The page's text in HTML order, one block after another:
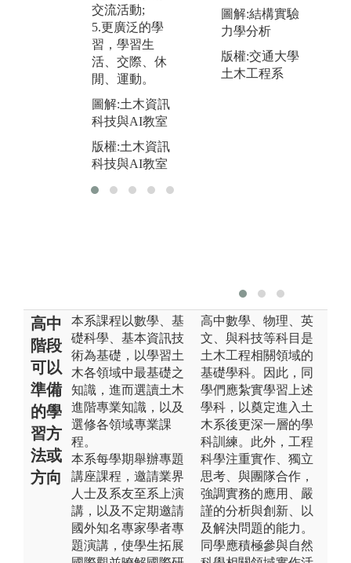
交流活動;
5.更廣泛的學
習，學習生
活、交際、休
閒、運動。
圖解:土木資訊
科技與AI教室
版權:土木資訊
科技與AI教室
圖解:結構實驗
力學分析
版權:交通大學
土木工程系
高中
階段
可以
準備
的學
習方
法或
方向
本系課程以數學、基
礎科學、基本資訊技
術為基礎，以學習土
木各領域中最基礎之
知識，進而選讀土木
進階專業知識，以及
選修各領域專業課
程。
本系每學期舉辦專題
講座課程，邀請業界
人士及系友至系上演
講，以及不定期邀請
國外知名專家學者專
題演講，使學生拓展
高中數學、物理、英
文、與科技等科目是
土木工程相關領域的
基礎學科。因此，同
學們應紮實學習上述
學科，以奠定進入土
木系後更深一層的學
科訓練。此外，工程
科學注重實作、獨立
思考、與團隊合作，
強調實務的應用、嚴
謹的分析與創新、以
及解決問題的能力。
同學應積極參與自然